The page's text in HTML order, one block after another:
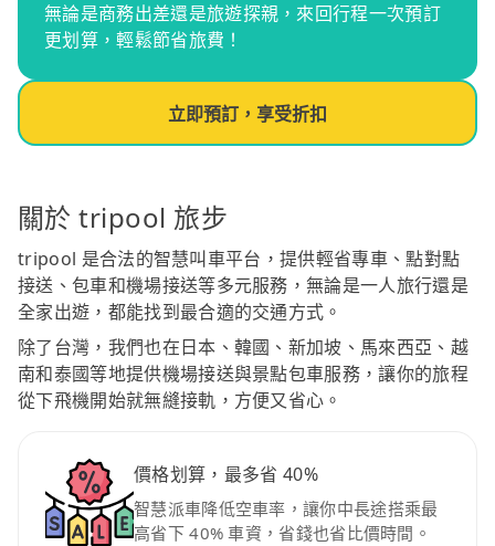
無論是商務出差還是旅遊探親，來回行程一次預訂
更划算，輕鬆節省旅費！
立即預訂，享受折扣
關於 tripool 旅步
tripool 是合法的智慧叫車平台，提供輕省專車、點對點
接送、包車和機場接送等多元服務，無論是一人旅行還是
全家出遊，都能找到最合適的交通方式。
除了台灣，我們也在日本、韓國、新加坡、馬來西亞、越
南和泰國等地提供機場接送與景點包車服務，讓你的旅程
從下飛機開始就無縫接軌，方便又省心。
價格划算，最多省 40%
智慧派車降低空車率，讓你中長途搭乘最
高省下 40% 車資，省錢也省比價時間。